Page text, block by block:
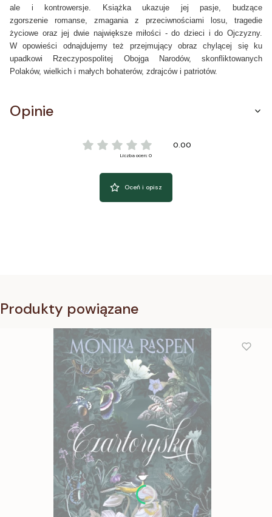
ale i kontrowersje. Książka ukazuje jej pasje, budzące
zgorszenie romanse, zmagania z przeciwnościami losu, tragedie
życiowe oraz jej dwie największe miłości - do dzieci i do Ojczyzny.
W opowieści odnajdujemy też przejmujący obraz chylącej się ku
upadkowi Rzeczypospolitej Obojga Narodów, skonfliktowanych
Polaków, wielkich i małych bohaterów, zdrajców i patriotów.
Opinie
0.00
Liczba ocen: 0
Oceń i opisz
Produkty powiązane